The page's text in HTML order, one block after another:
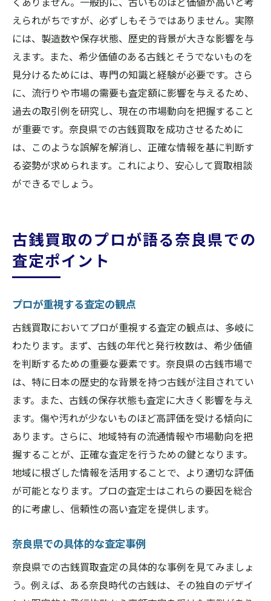
えられがちですが、必ずしもそうではありません。実際
には、製造数や保存状態、歴史的背景が大きな影響を与
えます。また、希少価値のある古銭とそうでないものを
見分けるためには、専門の知識と経験が必要です。さら
に、流行りや市場の需要も査定額に影響を与えるため、
過去の取引例を研究し、現在の市場動向を把握すること
が重要です。奈良県での古銭買取を成功させるために
は、このような誤解を解消し、正確な情報を基に判断す
る姿勢が求められます。これにより、安心して買取相談
ができるでしょう。
古銭買取のプロが語る奈良県での
査定ポイント
プロが重視する査定の観点
古銭買取においてプロが重視する査定の観点は、多岐に
わたります。まず、古銭の年代と発行枚数は、希少価値
を判断するための重要な要素です。奈良県の古銭市場で
は、特に日本の歴史的な背景を持つ古銭が注目されてい
ます。また、古銭の保存状態も査定に大きく影響を与え
ます。傷や汚れが少ないものほど高評価を受ける傾向に
あります。さらに、地域特有の流通情報や市場動向を把
握することが、正確な査定を行うための鍵となります。
地域に根ざした情報を活用することで、より適切な評価
が可能となります。プロの査定士はこれらの要因を総合
的に考慮し、信頼性の高い査定を提供します。
奈良県での具体的な査定事例
奈良県での古銭買取査定の具体的な事例を見てみましょ
う。例えば、ある奈良時代の古銭は、その独自のデザイ